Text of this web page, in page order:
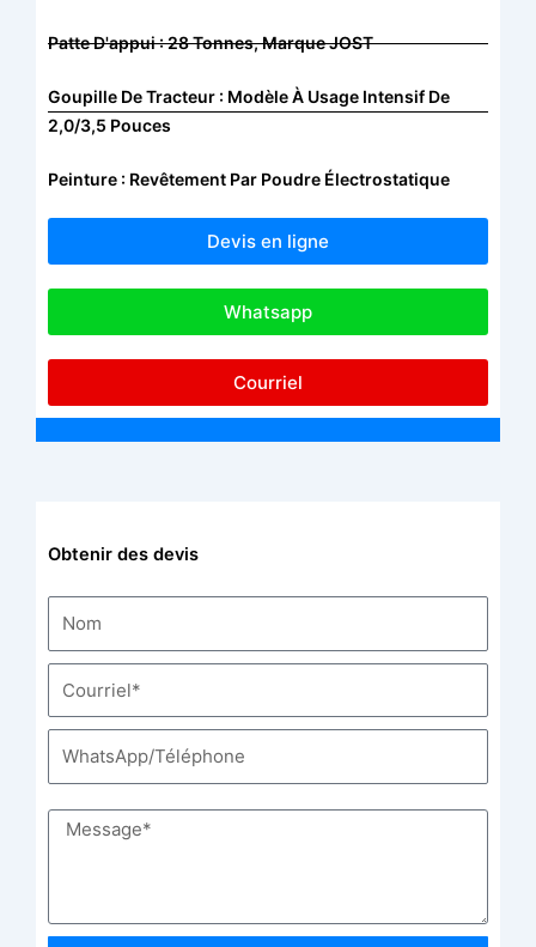
Patte D'appui : 28 Tonnes, Marque JOST
Goupille De Tracteur : Modèle À Usage Intensif De
2,0/3,5 Pouces
Peinture : Revêtement Par Poudre Électrostatique
Devis en ligne
Whatsapp
Courriel
Obtenir des devis